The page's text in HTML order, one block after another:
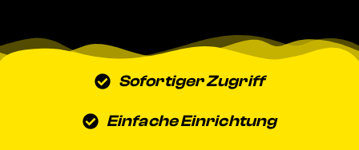
Sofortiger Zugriff
Einfache Einrichtung